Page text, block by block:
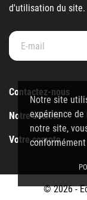
Notre site
expérience
notre site,
d'utilisation du site.
Contactez-nous
Notre société
Votre compte
© 2026 -